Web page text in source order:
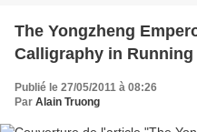
The Yongzheng
Calligraphy in
Publié le 27/05/2011 à 08:26
Par Alain Truong